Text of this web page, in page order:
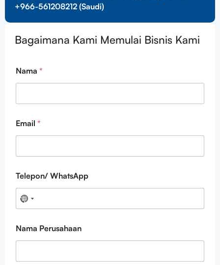
+966-561208212 (Saudi)
Bagaimana Kami Memulai Bisnis Kami
Nama *
Email *
Telepon/ WhatsApp
Nama Perusahaan